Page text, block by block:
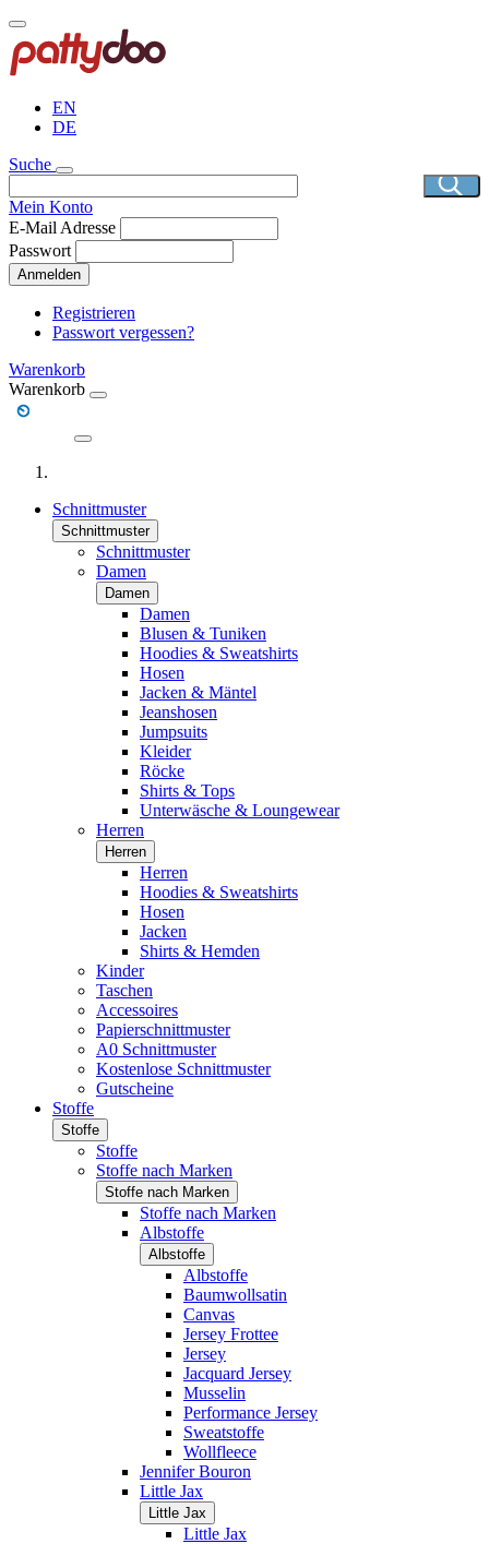
Direkt
zum
Inhalt
EN
DE
Suche
Mein Konto
E-Mail Adresse
Passwort
Anmelden
Registrieren
Passwort vergessen?
Warenkorb
Warenkorb
Schnittmuster
Schnittmuster
Schnittmuster
Damen
Damen
Damen
Blusen & Tuniken
Hoodies & Sweatshirts
Hosen
Jacken & Mäntel
Jeanshosen
Jumpsuits
Kleider
Röcke
Shirts & Tops
Unterwäsche & Loungewear
Herren
Herren
Herren
Hoodies & Sweatshirts
Hosen
Jacken
Shirts & Hemden
Kinder
Taschen
Accessoires
Papierschnittmuster
A0 Schnittmuster
Kostenlose Schnittmuster
Gutscheine
Stoffe
Stoffe
Stoffe
Stoffe nach Marken
Stoffe nach Marken
Stoffe nach Marken
Albstoffe
Albstoffe
Albstoffe
Baumwollsatin
Canvas
Jersey Frottee
Jersey
Jacquard Jersey
Musselin
Performance Jersey
Sweatstoffe
Wollfleece
Jennifer Bouron
Little Jax
Little Jax
Little Jax